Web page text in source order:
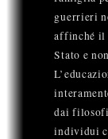
guerrieri
affinché il
Stato e
dai
individui